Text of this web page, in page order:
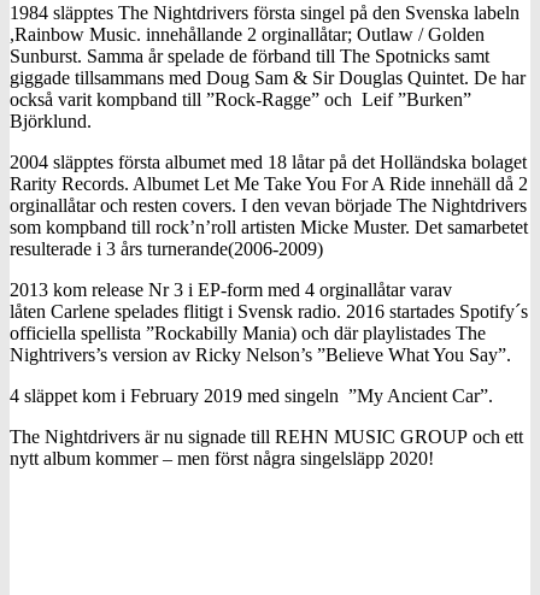
1984 släpptes The Nightdrivers första singel på den Svenska labeln
,Rainbow Music. innehållande 2 orginallåtar; Outlaw / Golden
Sunburst. Samma år spelade de förband till The Spotnicks samt
giggade tillsammans med Doug Sam & Sir Douglas Quintet. De har
också varit kompband till ”Rock-Ragge” och Leif ”Burken”
Björklund.
2004 släpptes första albumet med 18 låtar på det Holländska bolaget
Rarity Records. Albumet Let Me Take You For A Ride innehäll då 2
orginallåtar och resten covers. I den vevan började The Nightdrivers
som kompband till rock’n’roll artisten Micke Muster. Det samarbetet
resulterade i 3 års turnerande(2006-2009)
2013 kom release Nr 3 i EP-form med 4 orginallåtar varav
låten Carlene spelades flitigt i Svensk radio. 2016 startades Spotify´s
officiella spellista ”Rockabilly Mania) och där playlistades The
Nightrivers’s version av Ricky Nelson’s ”Believe What You Say”.
4 släppet kom i February 2019 med singeln ”My Ancient Car”.
The Nightdrivers är nu signade till REHN MUSIC GROUP och ett
nytt album kommer – men först några singelsläpp 2020!